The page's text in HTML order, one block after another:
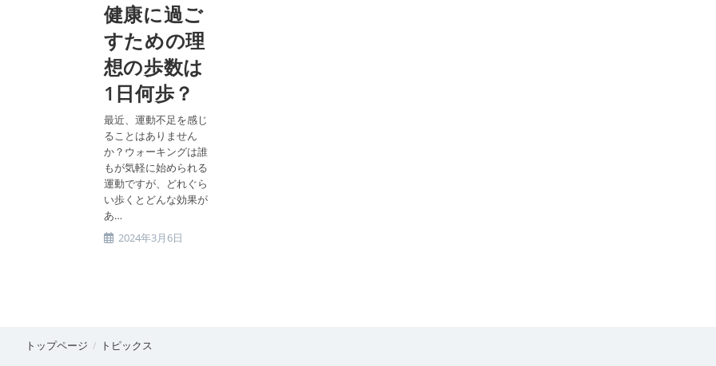
健康に過ご
すための理
想の歩数は
1日何歩？
最近、運動不足を感じ
ることはありません
か？ウォーキングは誰
もが気軽に始められる
運動ですが、どれぐら
い歩くとどんな効果が
あ…
ー:
投 2024年3月6日
トップページ / トピックス